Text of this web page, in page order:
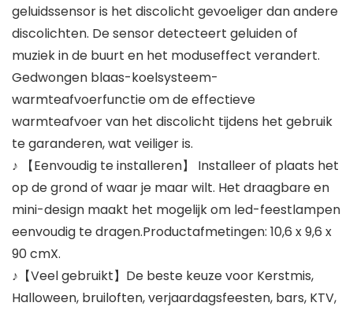
geluidssensor is het discolicht gevoeliger dan andere
discolichten. De sensor detecteert geluiden of
muziek in de buurt en het moduseffect verandert.
Gedwongen blaas-koelsysteem-
warmteafvoerfunctie om de effectieve
warmteafvoer van het discolicht tijdens het gebruik
te garanderen, wat veiliger is.
♪ 【Eenvoudig te installeren】 Installeer of plaats het
op de grond of waar je maar wilt. Het draagbare en
mini-design maakt het mogelijk om led-feestlampen
eenvoudig te dragen.Productafmetingen: 10,6 x 9,6 x
90 cmX.
♪【Veel gebruikt】De beste keuze voor Kerstmis,
Halloween, bruiloften, verjaardagsfeesten, bars, KTV,